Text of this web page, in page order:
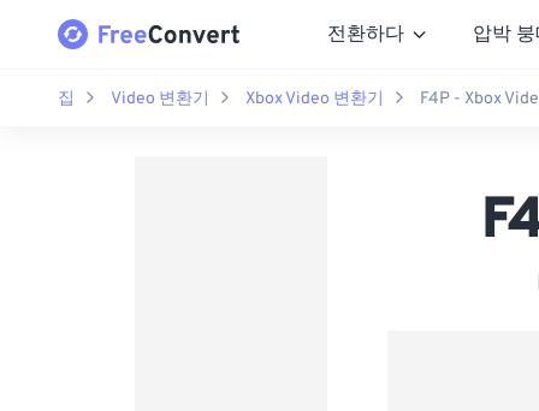
전환하다 압박
집 Video 변환기 Xbox Video 변환기 F4P - Xbox